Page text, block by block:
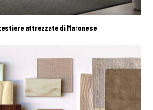
attrezzate di Maronese